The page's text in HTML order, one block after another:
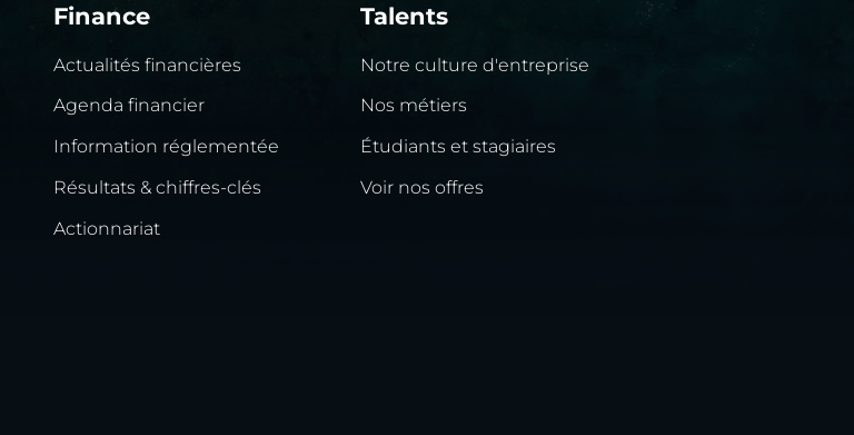
Finance
Actualités financières
Agenda financier
Information réglementée
Résultats & chiffres-clés
Actionnariat
Talents
Notre culture d'entreprise
Nos métiers
Étudiants et stagiaires
Voir nos offres